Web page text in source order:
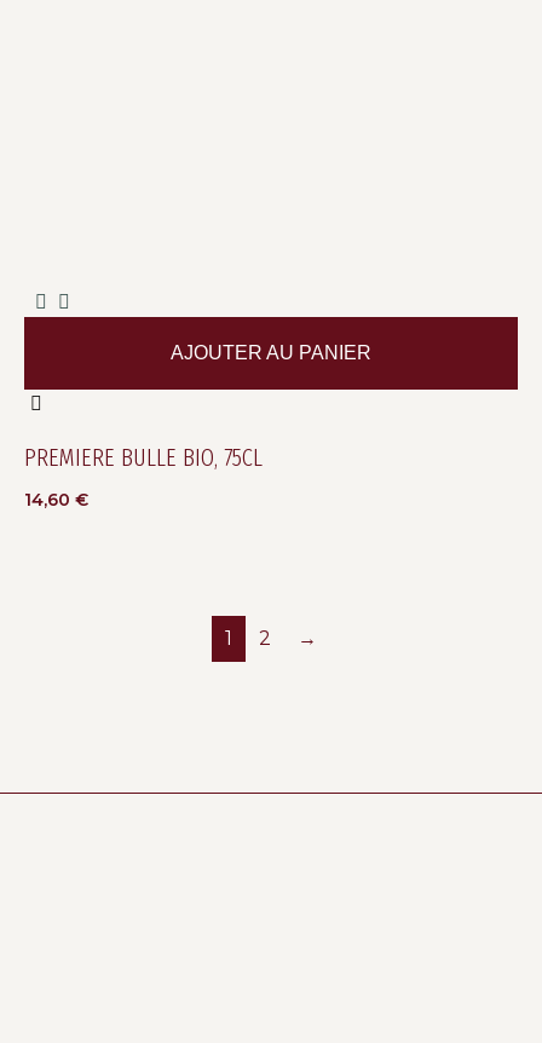
PREMIERE BULLE BIO, 75CL
14,60 €
AJOUTER AU PANIER
1 2 →